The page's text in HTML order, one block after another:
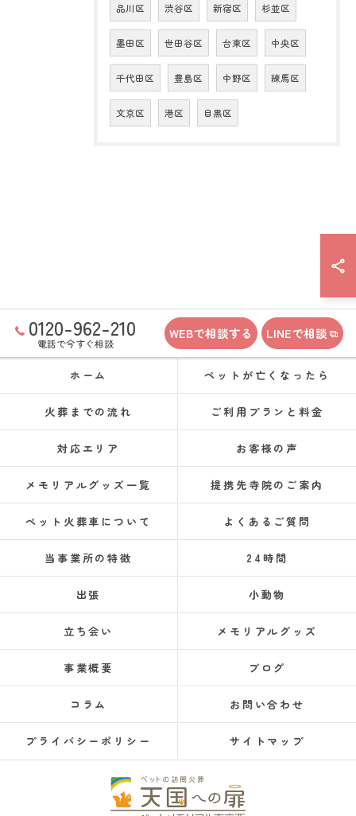
品川区 渋谷区 新宿区 杉並区
墨田区 世田谷区 台東区 中央区
千代田区 豊島区 中野区 練馬区
文京区 港区 目黒区
0120-962-210
電話で今すぐ相談
WEBで相談する LINEで相談
ホーム ペットが亡くなったら
火葬までの流れ ご利用プランと料金
対応エリア お客様の声
メモリアルグッズ一覧 提携先寺院のご案内
ペット火葬車について よくあるご質問
当事業所の特徴 24時間
出張 小動物
立ち会い メモリアルグッズ
事業概要 ブログ
コラム お問い合わせ
プライバシーポリシー サイトマップ